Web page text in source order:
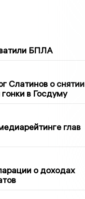
БПЛА
Слатинов о снятии
в Госдуму
глав
о доходах